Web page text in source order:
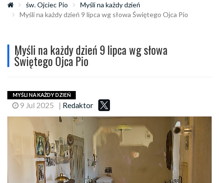
św. Ojciec Pio
Myśli na każdy dzień
Myśli na każdy dzień 9 lipca wg słowa Świętego Ojca Pio
Myśli na każdy dzień 9 lipca wg słowa
Świętego Ojca Pio
MYŚLI NA KAŻDY DZIEŃ
9 Jul 2025 | Redaktor